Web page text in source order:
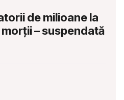
de milioane la
– suspendată